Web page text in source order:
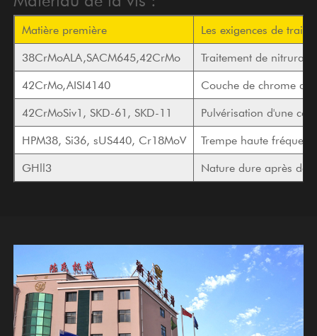
Matière première
Les exigences de
38CrMoALA,SACM645,42CrMo
Traitement de
42CrMo,AISI4140
Couche de chrome dur
42CrMoSiv1, SKD-61, SKD-11
Pulvérisation d'une
HPM38, Si36, sUS440, Cr18MoV
Trempe haute
GHll3
Nature dure après des